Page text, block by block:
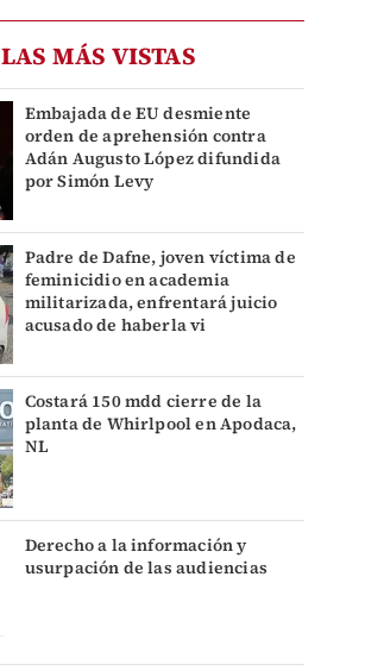
LAS MÁS VISTAS
Embajada de EU desmiente
orden de aprehensión contra
Adán Augusto López difundida
por Simón Levy
Padre de Dafne, joven víctima de
feminicidio en academia
militarizada, enfrentará juicio
acusado de haberla vi
Costará 150 mdd cierre de la
planta de Whirlpool en Apodaca,
NL
Derecho a la información y
usurpación de las audiencias